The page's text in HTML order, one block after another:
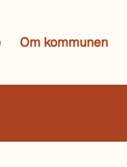
Om kommunen